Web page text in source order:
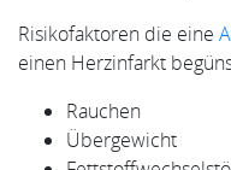
Risikofaktoren die eine
einen Herzinfarkt
Rauchen
Übergewicht